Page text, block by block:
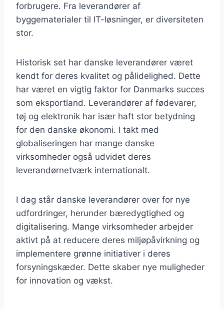
forbrugere. Fra leverandører af
byggematerialer til IT-løsninger, er diversiteten
stor.
Historisk set har danske leverandører været
kendt for deres kvalitet og pålidelighed. Dette
har været en vigtig faktor for Danmarks succes
som eksportland. Leverandører af fødevarer,
tøj og elektronik har især haft stor betydning
for den danske økonomi. I takt med
globaliseringen har mange danske
virksomheder også udvidet deres
leverandørnetværk internationalt.
I dag står danske leverandører over for nye
udfordringer, herunder bæredygtighed og
digitalisering. Mange virksomheder arbejder
aktivt på at reducere deres miljøpåvirkning og
implementere grønne initiativer i deres
forsyningskæder. Dette skaber nye muligheder
for innovation og vækst.